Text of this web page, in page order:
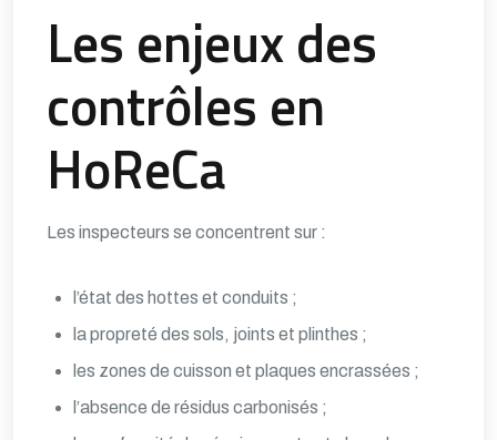
Les enjeux des
contrôles en
HoReCa
Les inspecteurs se concentrent sur :
l’état des hottes et conduits ;
la propreté des sols, joints et plinthes ;
les zones de cuisson et plaques encrassées ;
l’absence de résidus carbonisés ;